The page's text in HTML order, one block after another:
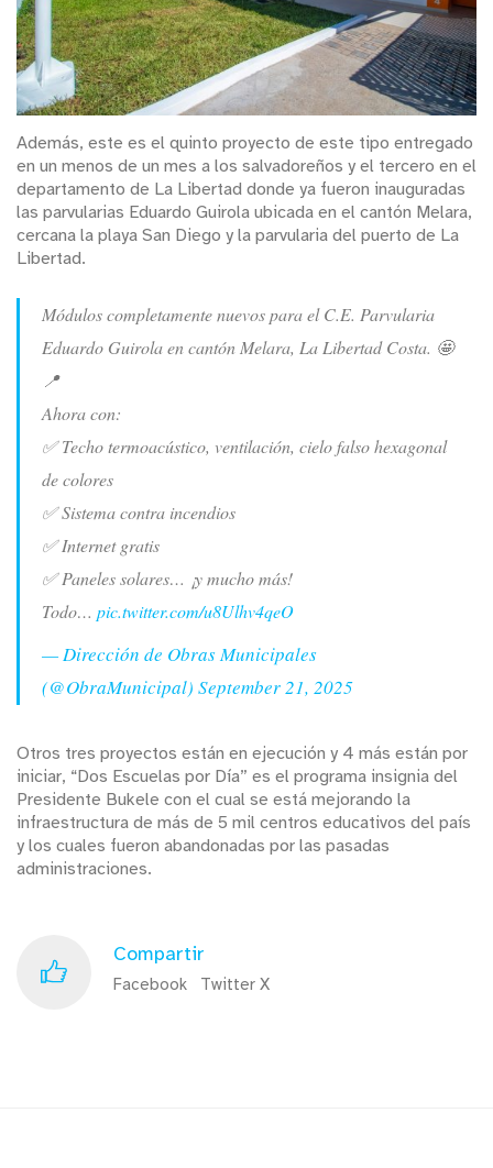
Además, este es el quinto proyecto de este tipo entregado
en un menos de un mes a los salvadoreños y el tercero en el
departamento de La Libertad donde ya fueron inauguradas
las parvularias Eduardo Guirola ubicada en el cantón Melara,
cercana la playa San Diego y la parvularia del puerto de La
Libertad.
Módulos completamente nuevos para el C.E. Parvularia
Eduardo Guirola en cantón Melara, La Libertad Costa. 🤩
📍
Ahora con:
✅ Techo termoacústico, ventilación, cielo falso hexagonal
de colores
✅ Sistema contra incendios
✅ Internet gratis
✅ Paneles solares… ¡y mucho más!
Todo… pic.twitter.com/u8Ulhv4qeO
— Dirección de Obras Municipales
(@ObraMunicipal) September 21, 2025
Otros tres proyectos están en ejecución y 4 más están por
iniciar, “Dos Escuelas por Día” es el programa insignia del
Presidente Bukele con el cual se está mejorando la
infraestructura de más de 5 mil centros educativos del país
y los cuales fueron abandonadas por las pasadas
administraciones.
Compartir
Facebook Twitter X